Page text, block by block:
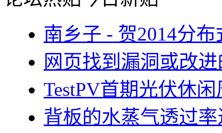
南乡子 - 贺2014分
网页找到漏洞或改
TestPV首期光伏休
背板的水蒸气透过